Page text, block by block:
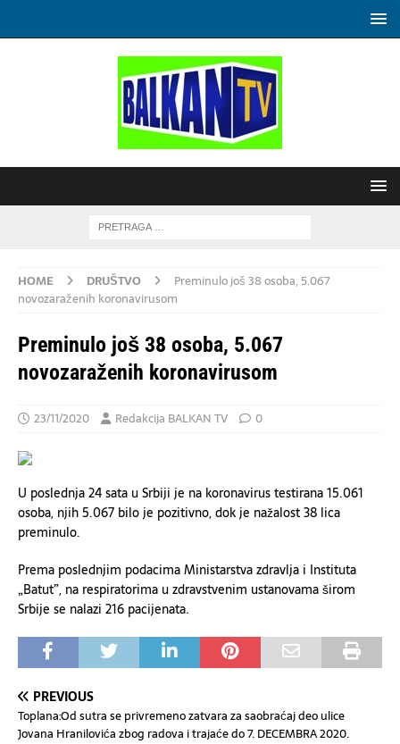
HOME DRUŠTVO
Preminulo još 38 osoba, 5.067
novozaraženih koronavirusom
Preminulo još 38 osoba, 5.067
novozaraženih koronavirusom
23/11/2020 Redakcija BALKAN TV 0
U poslednja 24 sata u Srbiji je na koronavirus testirana 15.061
osoba, njih 5.067 bilo je pozitivno, dok je nažalost 38 lica
preminulo.
Prema poslednjim podacima Ministarstva zdravlja i Instituta
„Batut”, na respiratorima u zdravstvenim ustanovama širom
Srbije se nalazi 216 pacijenata.
PREVIOUS
Toplana:Od sutra se privremeno zatvara za saobraćaj deo ulice
Jovana Hranilovića zbog radova i trajaće do 7. DECEMBRA 2020.